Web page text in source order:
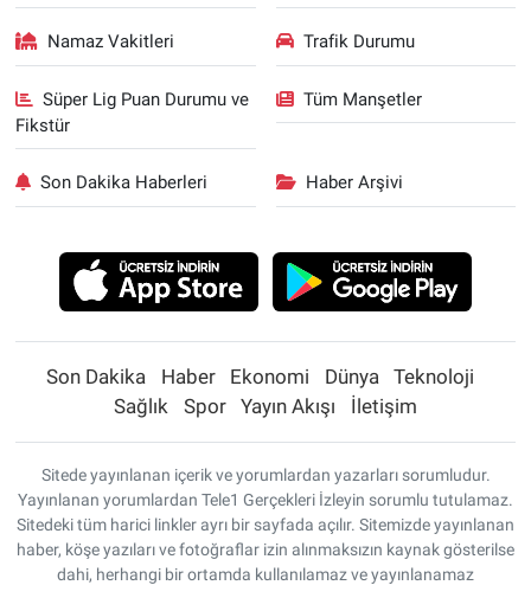
Namaz Vakitleri Trafik Durumu
Süper Lig Puan Durumu ve
Fikstür
Tüm Manşetler
Son Dakika Haberleri Haber Arşivi
Son Dakika Haber Ekonomi Dünya
Teknoloji
Sağlık
Spor Yayın Akışı İletişim
Sitede yayınlanan içerik ve yorumlardan yazarları sorumludur.
Yayınlanan yorumlardan Tele1 Gerçekleri İzleyin sorumlu tutulamaz.
Sitedeki tüm harici linkler ayrı bir sayfada açılır. Sitemizde yayınlanan
haber, köşe yazıları ve fotoğraflar izin alınmaksızın kaynak gösterilse
dahi, herhangi bir ortamda kullanılamaz ve yayınlanamaz